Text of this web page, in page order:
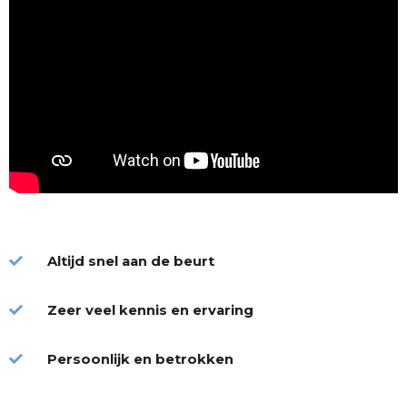
Altijd snel aan de beurt
Zeer veel kennis en ervaring
Persoonlijk en betrokken